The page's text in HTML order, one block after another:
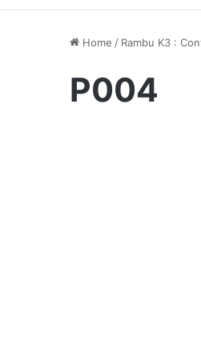
Home / Rambu K3 :
P004